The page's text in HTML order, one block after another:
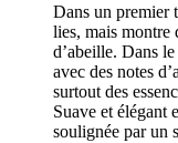
Dans un premier
lies, mais montre
d’abeille. Dans
avec des notes
surtout des
Suave et élégant
soulignée par un